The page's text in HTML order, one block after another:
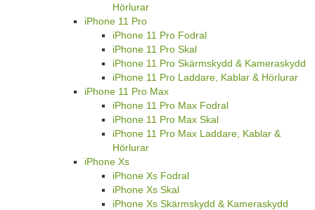
Hörlurar
iPhone 11 Pro
iPhone 11 Pro Fodral
iPhone 11 Pro Skal
iPhone 11 Pro Skärmskydd & Kameraskydd
iPhone 11 Pro Laddare, Kablar & Hörlurar
iPhone 11 Pro Max
iPhone 11 Pro Max Fodral
iPhone 11 Pro Max Skal
iPhone 11 Pro Max Laddare, Kablar &
Hörlurar
iPhone Xs
iPhone Xs Fodral
iPhone Xs Skal
iPhone Xs Skärmskydd & Kameraskydd